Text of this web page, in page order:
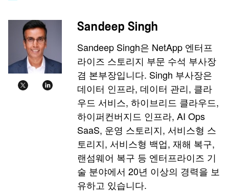
Sandeep Singh
Sandeep Singh은 NetApp 엔터프
라이즈 스토리지 부문 수석 부사장
겸 본부장입니다. Singh 부사장은
데이터 인프라, 데이터 관리, 클라
우드 서비스, 하이브리드 클라우드,
하이퍼컨버지드 인프라, AI Ops
SaaS, 운영 스토리지, 서비스형 스
토리지, 서비스형 백업, 재해 복구,
랜섬웨어 복구 등 엔터프라이즈 기
술 분야에서 20년 이상의 경력을 보
유하고 있습니다.